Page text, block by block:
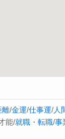
離/金運/仕事運/人
能/就職 ・ 転職/事